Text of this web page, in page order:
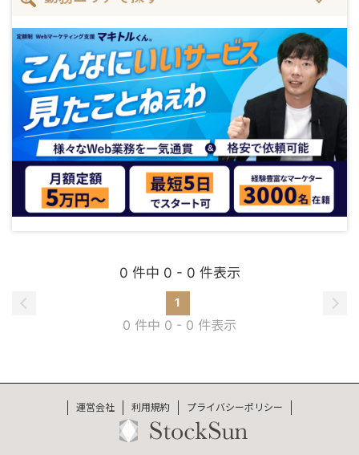
0 件中 0 - 0 件表示
1
0 件中 0 - 0 件表示
運営会社 利用規約 プライバシーポリシー